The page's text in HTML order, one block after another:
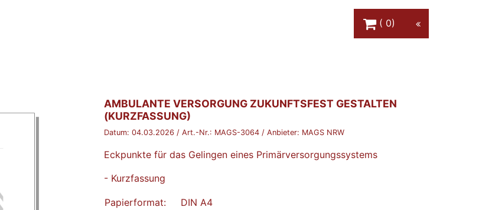
0
BROSCHÜRE:
AMBULANTE VERSORGUNG ZUKUNFTSFEST GESTALTEN
(KURZFASSUNG)
Datum: 04.03.2026 / Art.-Nr.: MAGS-3064 / Anbieter: MAGS NRW
Eckpunkte für das Gelingen eines Primärversorgungssystems
- Kurzfassung
Papierformat:
DIN A4